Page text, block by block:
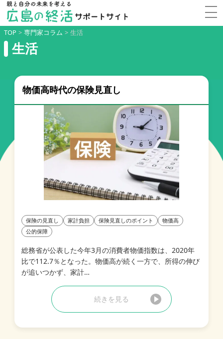
TOP > 専門家コラム > 生活
生活
物価高時代の保険見直し
保険の見直し 家計負担 保険見直しのポイント
物価高
公的保障
総務省が公表した今年3月の消費者物価指数は、2020年
比で112.7％となった。物価高が続く一方で、所得の伸び
が追いつかず、家計…
続きを見る